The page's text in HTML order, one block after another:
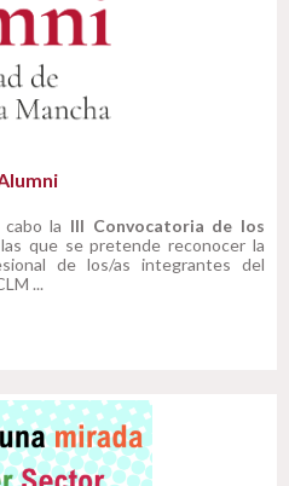
la III Convocatoria de los
que se pretende reconocer la
de los/as integrantes del
...